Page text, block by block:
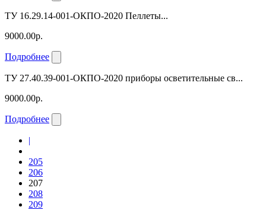
ТУ 16.29.14-001-ОКПО-2020 Пеллеты...
9000.00р.
Подробнее
ТУ 27.40.39-001-ОКПО-2020 приборы осветительные св...
9000.00р.
Подробнее
|
205
206
207
208
209